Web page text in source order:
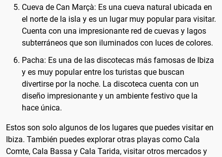
Cueva de Can Marçà: Es una cueva natural ubicada en
el norte de la isla y es un lugar muy popular para visitar.
Cuenta con una impresionante red de cuevas y lagos
subterráneos que son iluminados con luces de colores.
Pacha: Es una de las discotecas más famosas de Ibiza
y es muy popular entre los turistas que buscan
divertirse por la noche. La discoteca cuenta con un
diseño impresionante y un ambiente festivo que la
hace única.
Estos son solo algunos de los lugares que puedes visitar en
Ibiza. También puedes explorar otras playas como Cala
Comte, Cala Bassa y Cala Tarida, visitar otros mercados y